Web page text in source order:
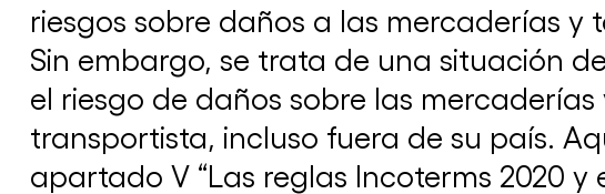
riesgos sobre daños a las mercaderías
Sin embargo, se trata de una situación
el riesgo de daños sobre las
transportista, incluso fuera de su país.
apartado V “Las reglas Incoterms 2020